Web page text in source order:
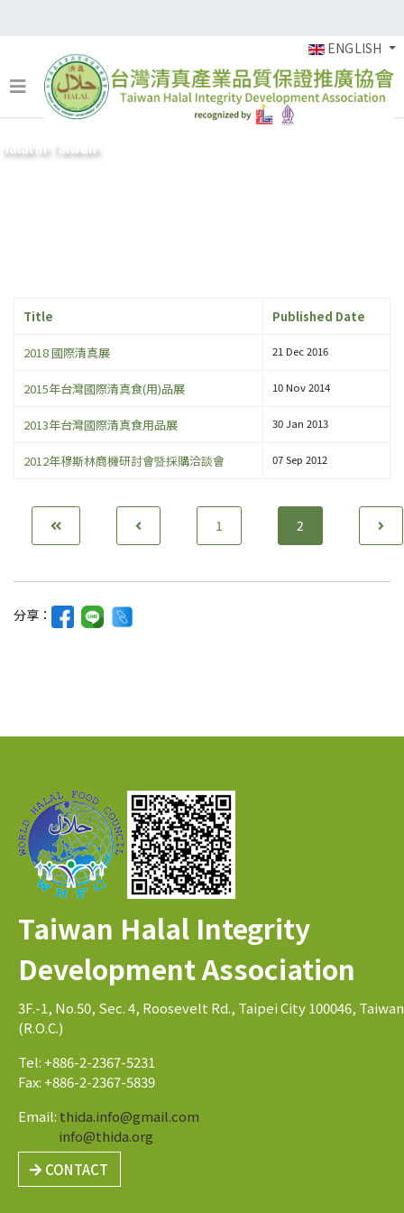
ENGLISH
Halal in Taiwan
Title Published Date
2018 國際清真展 21 Dec 2016
2015年台灣國際清真食(用)品展 10 Nov 2014
2013年台灣國際清真食用品展 30 Jan 2013
2012年穆斯林商機研討會暨採購洽談會 07 Sep 2012
1 2
分享：
Taiwan Halal Integrity
Development Association
3F.-1, No.50, Sec. 4, Roosevelt Rd., Taipei City 100046, Taiwan
(R.O.C.)
Tel: +886-2-2367-5231
Fax: +886-2-2367-5839
Email: thida.info@gmail.com
info@thida.org
CONTACT